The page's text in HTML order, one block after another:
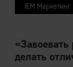
IEM Маркетинг
делать